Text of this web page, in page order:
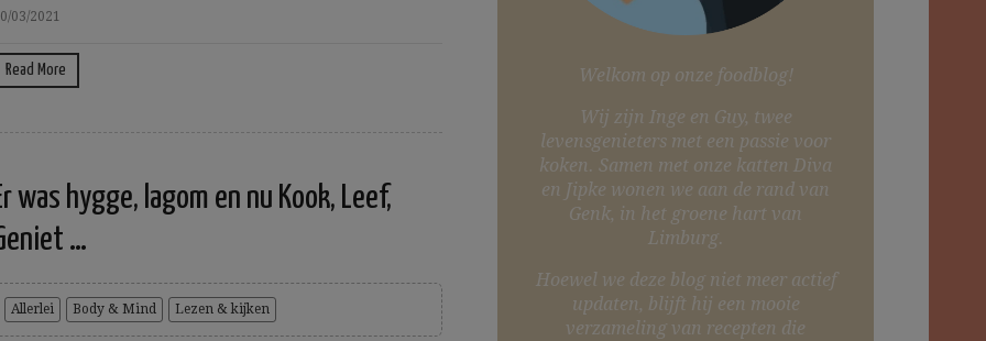
03/2021
Read More
was hygge, lagom en nu Kook, Leef,
…
Allerlei Body & Mind Lezen & kijken
Welkom op onze foodblog!
Wij zijn Inge en Guy, twee
levensgenieters met een passie voor
koken. Samen met onze katten Diva
en Jipke wonen we aan de rand van
Genk, in het groene hart van
Limburg.
Hoewel we deze blog niet meer actief
updaten, blijft hij een mooie
verzameling van recepten die